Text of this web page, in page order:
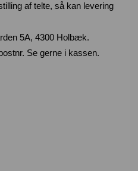
af telte, så kan levering
5A, 4300 Holbæk.
Se gerne i kassen.